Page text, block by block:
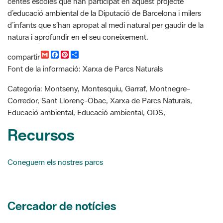
compartir
G
m
a
i
F
a
c
e
b
o
o
k
P
i
n
e
r
e
s
C
o
m
p
t
i
Font de la informació: Xarxa de Parcs Naturals
Categoria: Montseny, Montesquiu, Garraf, Montnegre-
Corredor, Sant Llorenç-Obac, Xarxa de Parcs Naturals,
Recursos
Cercador de notícies